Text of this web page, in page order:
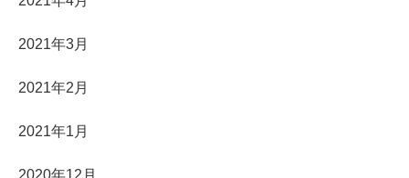
2021年3月
2021年2月
2021年1月
2020年12月